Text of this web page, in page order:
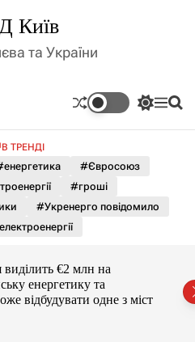
Київ
та України
П
м
а
р
М П
В ТРЕНДІ
#Євросоюз
#гроші
#Укренерго повідомило
виділить €2 млн на
енергетику та
відбудувати одне з міст